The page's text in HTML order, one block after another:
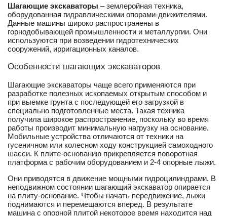
Шагающие экскаваторы – землеройная техника,
оборудованная гидравлическими опорами-движителями.
Данные машины широко распространены в
горнодобывающей промышленности и металлургии. Они
используются при возведении гидротехнических
сооружений, ирригационных каналов.
Особенности шагающих экскаваторов
Шагающие экскаваторы чаще всего применяются при
разработке полезных ископаемых открытым способом и
при выемке грунта с последующей его загрузкой в
специально подготовленные места. Такая техника
получила широкое распространение, поскольку во время
работы производит минимальную нагрузку на основание.
Мобильные устройства отличаются от техники на
гусеничном или колесном ходу конструкцией самоходного
шасси. К плите-основанию прикрепляется поворотная
платформа с рабочим оборудованием и 2-4 опорные лыжи.
Они приводятся в движение мощными гидроцилиндрами. В
неподвижном состоянии шагающий экскаватор опирается
на плиту-основание. Чтобы начать передвижение, лыжи
поднимаются и перемещаются вперед. В результате
машина с опорной плитой некоторое время находится над